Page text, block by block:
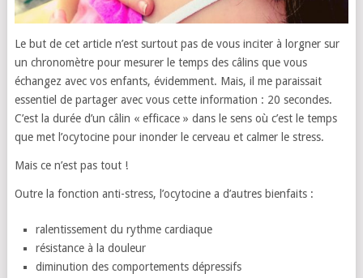
Le but de cet article n’est surtout pas de vous inciter à lorgner sur
un chronomètre pour mesurer le temps des câlins que vous
échangez avec vos enfants, évidemment. Mais, il me paraissait
essentiel de partager avec vous cette information : 20 secondes.
C’est la durée d’un câlin « efficace » dans le sens où c’est le temps
que met l’ocytocine pour inonder le cerveau et calmer le stress.
Mais ce n’est pas tout !
Outre la fonction anti-stress, l’ocytocine a d’autres bienfaits :
ralentissement du rythme cardiaque
résistance à la douleur
diminution des comportements dépressifs